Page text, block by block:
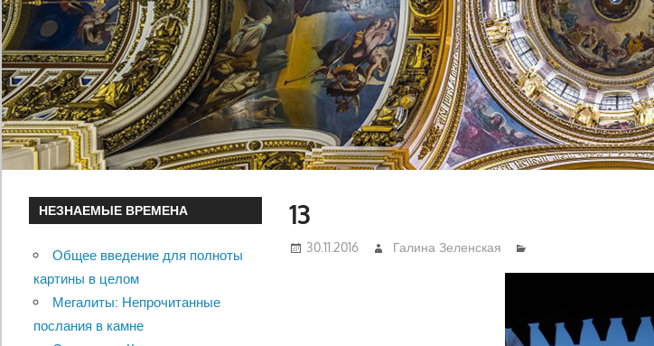
13
30.11.2016 Галина Зеленская
НЕЗНАЕМЫЕ ВРЕМЕНА
Общее введение для полноты
картины в целом
Мегалиты: Непрочитанные
послания в камне